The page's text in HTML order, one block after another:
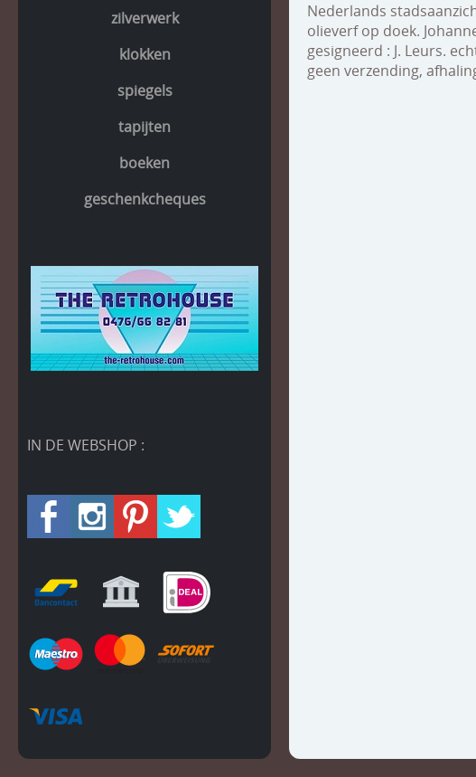
zilverwerk
klokken
spiegels
tapijten
boeken
geschenkcheques
IN DE WEBSHOP :
Nederlands
olieverf op doek.
gesigneerd : J. Leurs.
geen verzending,